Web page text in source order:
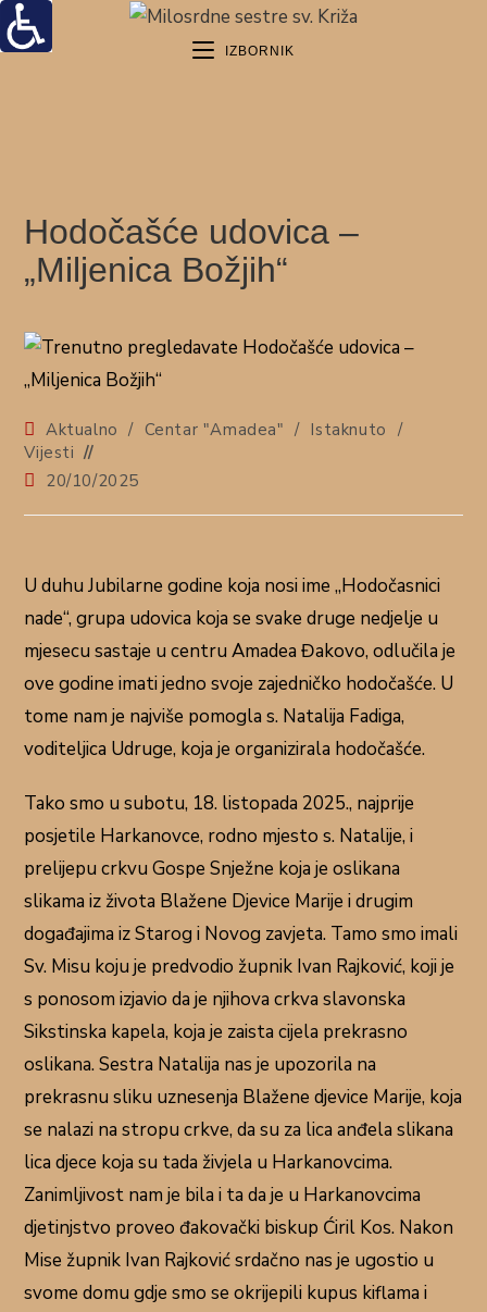
IZBORNIK
Hodočašće udovica –
„Miljenica Božjih“
Aktualno / Centar "Amadea" / Istaknuto /
Vijesti
20/10/2025
U duhu Jubilarne godine koja nosi ime „Hodočasnici
nade“, grupa udovica koja se svake druge nedjelje u
mjesecu sastaje u centru Amadea Đakovo, odlučila je
ove godine imati jedno svoje zajedničko hodočašće. U
tome nam je najviše pomogla s. Natalija Fadiga,
voditeljica Udruge, koja je organizirala hodočašće.
Tako smo u subotu, 18. listopada 2025., najprije
posjetile Harkanovce, rodno mjesto s. Natalije, i
prelijepu crkvu Gospe Snježne koja je oslikana
slikama iz života Blažene Djevice Marije i drugim
događajima iz Starog i Novog zavjeta. Tamo smo imali
Sv. Misu koju je predvodio župnik Ivan Rajković, koji je
s ponosom izjavio da je njihova crkva slavonska
Sikstinska kapela, koja je zaista cijela prekrasno
oslikana. Sestra Natalija nas je upozorila na
prekrasnu sliku uznesenja Blažene djevice Marije, koja
se nalazi na stropu crkve, da su za lica anđela slikana
lica djece koja su tada živjela u Harkanovcima.
Zanimljivost nam je bila i ta da je u Harkanovcima
djetinjstvo proveo đakovački biskup Ćiril Kos. Nakon
Mise župnik Ivan Rajković srdačno nas je ugostio u
svome domu gdje smo se okrijepili kupus kiflama i